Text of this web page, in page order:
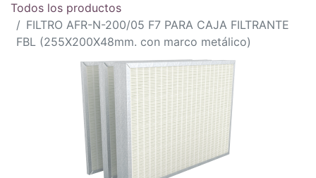
Todos los productos
FILTRO AFR-N-200/05 F7 PARA CAJA FILTRANTE
FBL (255X200X48mm. con marco metálico)